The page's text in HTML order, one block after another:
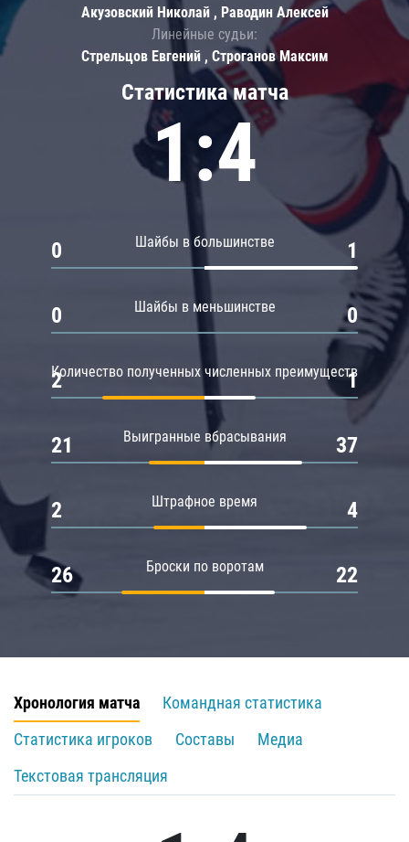
Статистика матча
1:4
Шайбы в большинстве
0 1
Шайбы в меньшинстве
0 0
Количество полученных численных преимуществ
2 1
Выигранные вбрасывания
21 37
Штрафное время
2 4
Броски по воротам
26 22
Акузовский Николай , Раводин Алексей
Линейные судьи:
Стрельцов Евгений , Строганов Максим
Хронология матча
Командная статистика
Статистика игроков
Составы
Медиа
Текстовая трансляция